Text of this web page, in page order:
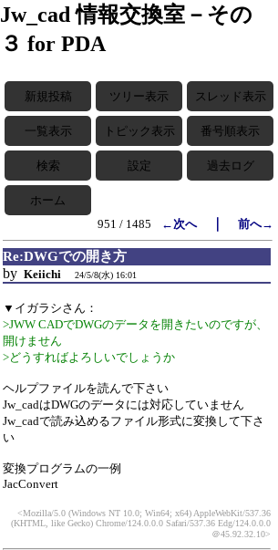
Jw_cad 情報交換室－その
３ for PDA
新規投稿 ツリー表示 スレッド表示
一覧表示 トピック表示 番号順表示
検索 設定 過去ログ
ホーム
951 / 1485
←次へ｜ 前へ→
Re:DWGでの開き方
by Keiichi 24/5/8(水) 16:01
▼イガラシさん：
>JWW CADでDWGのデータを開きたいのですが、
開けません
>どうすればよろしいでしょうか
ヘルプファイルを読んで下さい
Jw_cadはDWGのデータには対応していません
Jw_cadで読み込めるファイル形式に変換して下さ
い
変換プログラムの一例
JacConvert
<Mozilla/5.0 (Windows NT 10.0; Win64; x64) AppleWebKit/537.36
(KHTML, like Gecko) Chrome/124.0.0.0 Safari/537.36 Edg/124.0.0.0
＠45.92.32.10>